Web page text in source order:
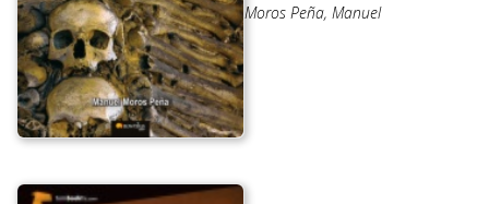
Moros Peña, Manuel